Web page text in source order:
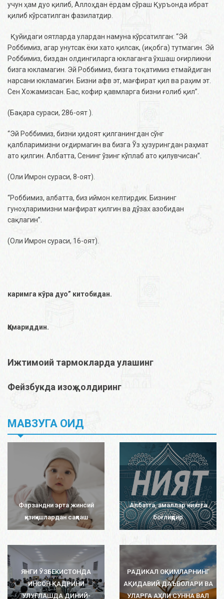
учун ҳам дуо қилиб, Аллоҳдан ёрдам сўраш Қуръонда ибрат
қилиб кўрсатилган фазилатдир.
Қуйидаги оятларда улардан намуна кўрсатилган: “Эй
Роббимиз, агар унутсак ёки хато қилсак, (иқобга) тутмагин. Эй
Роббимиз, биздан олдингиларга юклаганга ўхшаш оғирликни
бизга юкламагин. Эй Роббимиз, бизга тоқатимиз етмайдиган
нарсани юкламагин. Бизни афв эт, мағфират қил ва раҳим эт.
Сен Хожамизсан. Бас, кофир қавмларга бизни ғолиб қил”.
(Бақара сураси, 286-оят ).
“Эй Роббимиз, бизни ҳидоят қилганингдан сўнг
қалбларимизни оғдирмагин ва бизга Ўз ҳузурингдан раҳмат
ато қилгин. Албатта, Сенинг ўзинг кўплаб ато қилувчисан”.
(Оли Имрон сураси, 8-оят).
“Роббимиз, албатта, биз иймон келтирдик. Бизнинг
гуноҳларимизни мағфират қилгин ва дўзах азобидан
сақлагин”.
(Оли Имрон сураси, 16-оят).
каримга кўра дуо” китобидан.
Қамариддин.
Ижтимоий тармокларда улашинг
Фейзбукда изоҳ қолдиринг
МАВЗУГА ОИД
Фарзандни эрта жинсий
қизиқишлардан сақлаш
Албатта, амаллар ниятга
боғлиқдир
ЯНГИ ЎЗБЕКИСТОНДА
ИНСОН ҚАДРИНИ
УЛУҒЛАШДА ДИНИЙ-
РАДИКАЛ ОҚИМЛАРНИНГ
АҚИДАВИЙ ДАЪВОЛАРИ ВА
УЛАРГА АҲЛИ СУННА ВАЛ